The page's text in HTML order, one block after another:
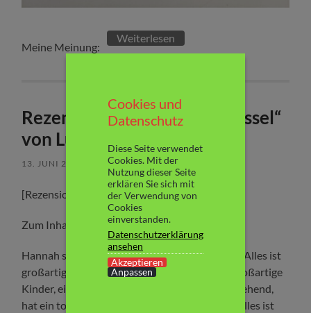
Meine Meinung:
Weiterlesen
Rezension: „Riss in der Schüssel“
von Luisa Sturm
13. JUNI 2022 1 KOMMENTAR
[Rezensionsexemplar]
Zum Inhalt:
Hannah steht mitten in der Blüte ihres Lebens. Alles ist
großartig. Sie hat einen liebenden Ehemann, großartige
Kinder, einen Job, der sie erfüllt. Sie ist gutaussehend,
hat ein tolles Zuhause und keine Geldsorgen. Alles ist
Cookies und
Datenschutz
Diese Seite verwendet
Cookies. Mit der
Nutzung dieser Seite
erklären Sie sich mit
der Verwendung von
Cookies
einverstanden.
Datenschutzerklärung
ansehen
Akzeptieren
Anpassen